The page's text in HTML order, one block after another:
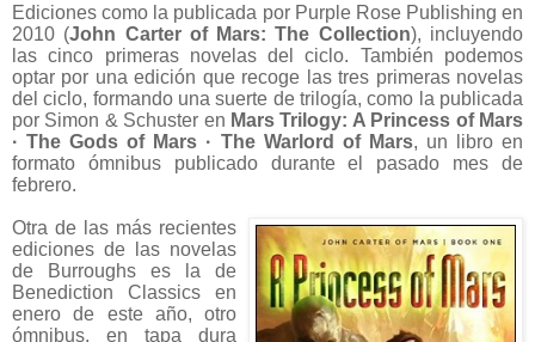
Ediciones como la publicada por Purple Rose Publishing en
2010 (John Carter of Mars: The Collection), incluyendo
las cinco primeras novelas del ciclo. También podemos
optar por una edición que recoge las tres primeras novelas
del ciclo, formando una suerte de trilogía, como la publicada
por Simon & Schuster en Mars Trilogy: A Princess of Mars
· The Gods of Mars · The Warlord of Mars, un libro en
formato ómnibus publicado durante el pasado mes de
febrero.
Otra de las más recientes
ediciones de las novelas
de Burroughs es la de
Benediction Classics en
enero de este año, otro
ómnibus, en tapa dura